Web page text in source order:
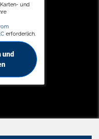
und
erforderlich.